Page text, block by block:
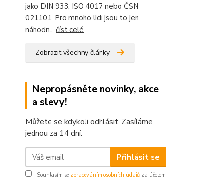
jako DIN 933, ISO 4017 nebo ČSN
021101. Pro mnoho lidí jsou to jen
náhodn... číst celé
Zobrazit všechny články
Nepropásněte novinky, akce
a slevy!
Můžete se kdykoli odhlásit. Zasíláme
jednou za 14 dní.
Přihlásit se
Souhlasím se zpracováním osobních údajů za účelem